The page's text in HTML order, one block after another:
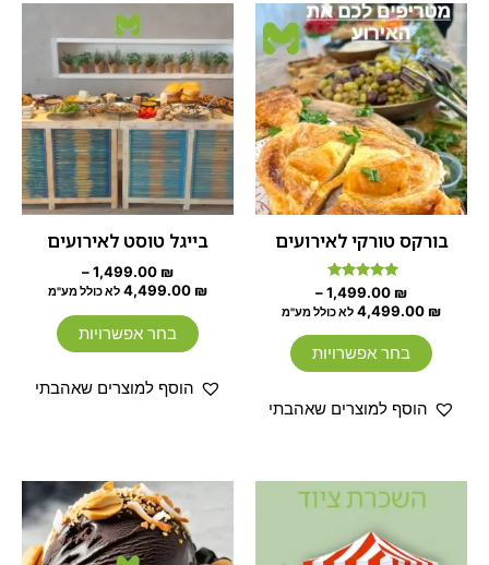
בורקס טורקי לאירועים
דורג
5.00
מתוך 5
1,499.00 ₪
–
4,499.00 ₪
טווח
מחירים:
עד
לא כולל מע"מ
בחר אפשרויות
למוצר
זה
יש
מספר
סוגים.
ניתן
לבחור
את
בעמוד
הוסף למוצרים שאהבתי
בייגל טוסט לאירועים
1,499.00 ₪
–
4,499.00 ₪
טווח
מחירים:
עד
לא כולל מע"מ
בחר אפשרויות
זה
מספר
סוגים.
ניתן
לבחור
את
בעמוד
הוסף למוצרים שאהבתי
המחיר
המקורי
499.00 ₪.
המחיר
עד
למוצר
זה
יש